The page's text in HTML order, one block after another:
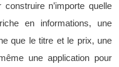
n’importe quelle
en informations, une
que le titre et le prix, une
une application pour